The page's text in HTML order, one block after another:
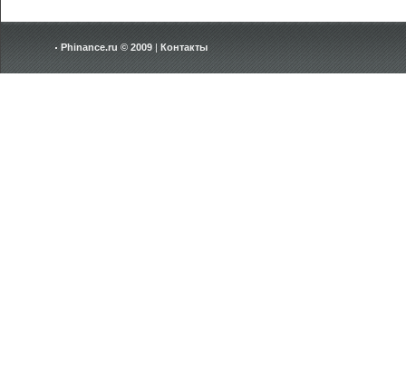
Phinance.ru © 2009 | Контакты